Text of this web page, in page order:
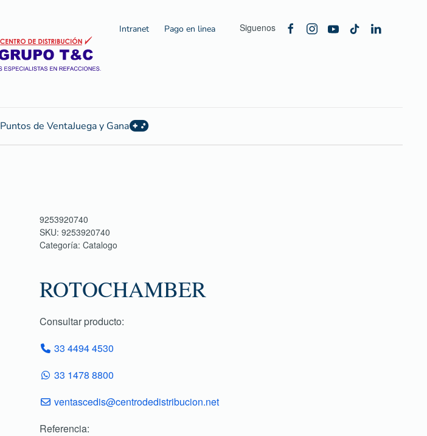
Intranet Pago en linea Siguenos
Puntos de VentaJuega y Gana
9253920740
SKU: 9253920740
Categoría: Catalogo
ROTOCHAMBER
Consultar producto:
33 4494 4530
33 1478 8800
ventascedis@centrodedistribucion.net
Referencia: